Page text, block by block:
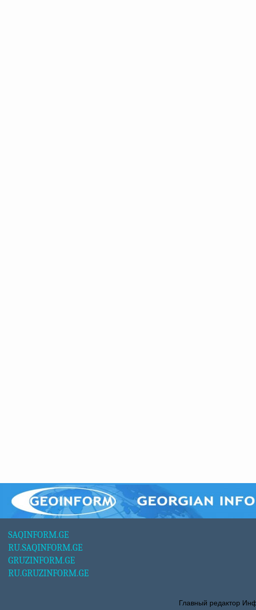
SAQINFORM.GE
RU.SAQINFORM.GE
GRUZINFORM.GE
RU.GRUZINFORM.GE
Главный редактор